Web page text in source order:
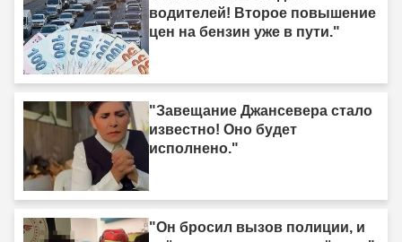
водителей! Второе повышение
цен на бензин уже в пути."
"Завещание Джансевера стало
известно! Оно будет
исполнено."
"Он бросил вызов полиции, и